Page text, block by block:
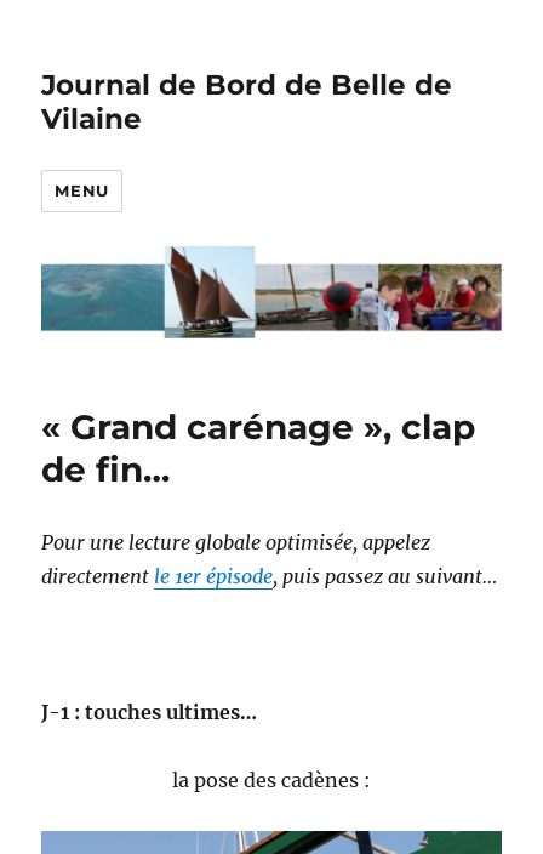
Journal de Bord de Belle de
Vilaine
MENU
« Grand carénage », clap
de fin…
Pour une lecture globale optimisée, appelez
directement le 1er épisode, puis passez au suivant…
J-1 : touches ultimes…
la pose des cadènes :